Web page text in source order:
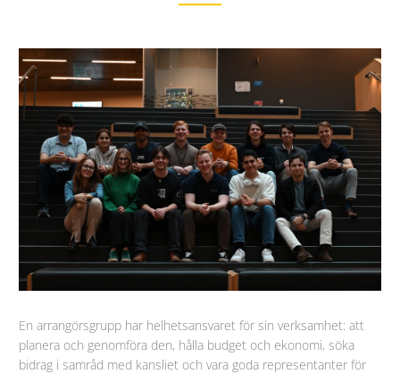
En arrangörsgrupp har helhetsansvaret för sin verksamhet: att
planera och genomföra den, hålla budget och ekonomi, söka
bidrag i samråd med kansliet och vara goda representanter för